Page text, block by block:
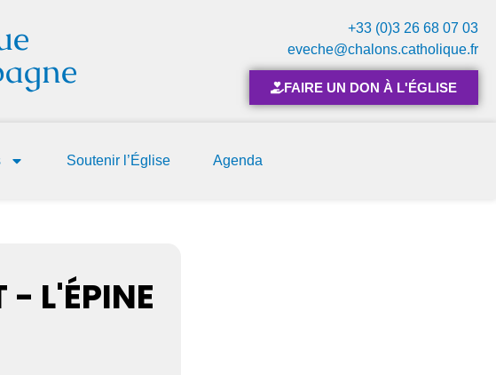
+33 (0)3 26 68 07 03
eveche@chalons.catholique.fr
FAIRE UN DON À L'ÉGLISE
Soutenir l’Église Agenda
- L'ÉPINE